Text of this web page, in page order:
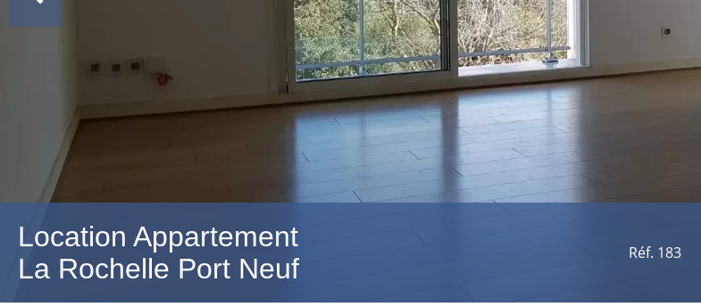
Location Appartement
La Rochelle Port Neuf
Réf. 183